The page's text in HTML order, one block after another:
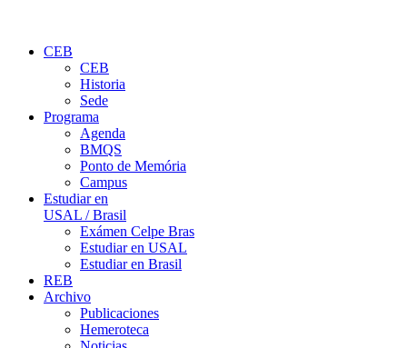
CEB
CEB
Historia
Sede
Programa
Agenda
BMQS
Ponto de Memória
Campus
Estudiar en
USAL / Brasil
Exámen Celpe Bras
Estudiar en USAL
Estudiar en Brasil
REB
Archivo
Publicaciones
Hemeroteca